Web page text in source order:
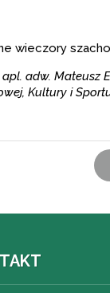
wieczory
apl. adw. Mateusz
Kultury i